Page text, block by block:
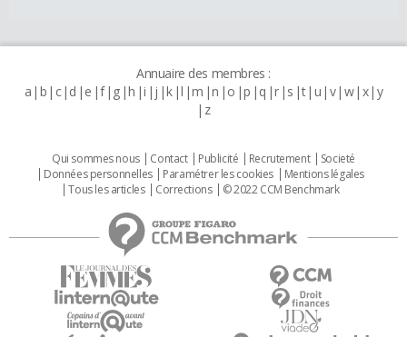
Annuaire des membres :
a b c d e f g h i j k l m n o p q r s t u v w x y
z
Qui sommes nous Contact Publicité Recrutement
Societé
Données personnelles
Paramétrer les cookies
Mentions légales
Tous les articles
Corrections © 2022 CCM Benchmark